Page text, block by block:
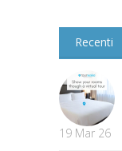
Recenti
19 Mar 26